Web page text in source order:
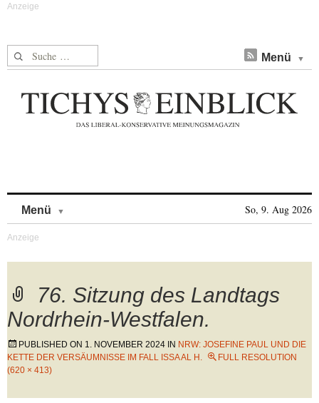
Suche nach: Menü
Menü So, 9. Aug 2026
76. Sitzung des Landtags
Nordrhein-Westfalen.
PUBLISHED ON 1. NOVEMBER 2024 IN NRW: JOSEFINE PAUL UND DIE
KETTE DER VERSÄUMNISSE IM FALL ISSA AL H.
FULL RESOLUTION
(620 × 413)